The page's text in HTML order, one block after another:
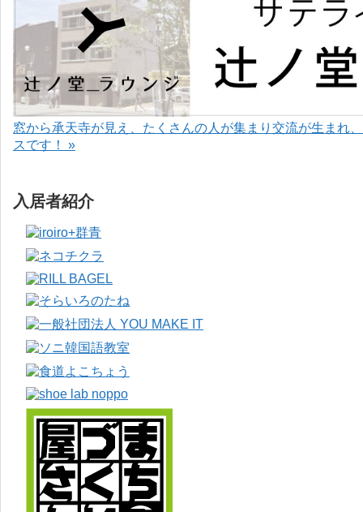
窓から承天寺が見え、たくさんの人が集まり交流が生まれ
スです！ »
入居者紹介